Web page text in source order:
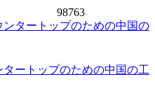
98763
ートップのための中国の工